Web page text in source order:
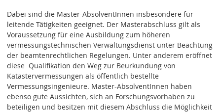
Dabei sind die Master-AbsolventInnen insbesondere für
leitende Tätigkeiten geeignet. Der Masterabschluss gilt als
Voraussetzung für eine Ausbildung zum höheren
vermessungstechnischen Verwaltungsdienst unter Beachtung
der beamtenrechtlichen Regelungen. Unter anderem eröffnet
diese Qualifikation den Weg zur Beurkundung von
Katastervermessungen als öffentlich bestellte
Vermessungsingenieure. Master-AbsolventInnen haben
ebenso gute Aussichten, sich an Forschungsvorhaben zu
beteiligen und besitzen mit diesem Abschluss die Möglichkeit